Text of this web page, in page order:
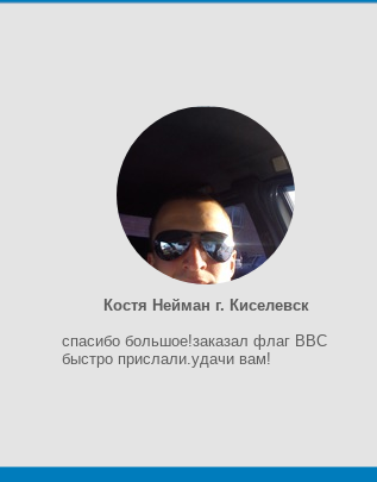
Костя Нейман г. Киселевск
спасибо большое!заказал флаг ВВС
быстро прислали.удачи вам!